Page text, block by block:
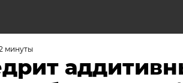
минуты